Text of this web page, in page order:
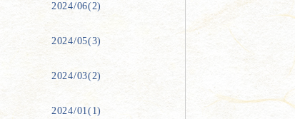
2024/06(2)
2024/05(3)
2024/03(2)
2024/01(1)